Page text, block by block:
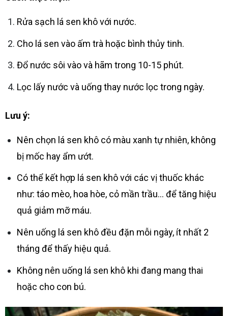
Rửa sạch lá sen khô với nước.
Cho lá sen vào ấm trà hoặc bình thủy tinh.
Đổ nước sôi vào và hãm trong 10-15 phút.
Lọc lấy nước và uống thay nước lọc trong ngày.
Lưu ý:
Nên chọn lá sen khô có màu xanh tự nhiên, không
bị mốc hay ẩm ướt.
Có thể kết hợp lá sen khô với các vị thuốc khác
như: táo mèo, hoa hòe, cỏ mần trầu… để tăng hiệu
quả giảm mỡ máu.
Nên uống lá sen khô đều đặn mỗi ngày, ít nhất 2
tháng để thấy hiệu quả.
Không nên uống lá sen khô khi đang mang thai
hoặc cho con bú.